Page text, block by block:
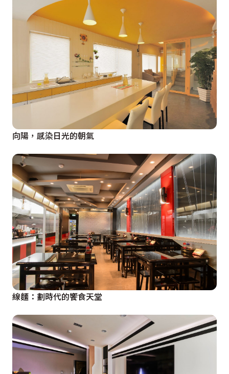
向陽，感染日光的朝氣
線麵：劃時代的饗食天堂